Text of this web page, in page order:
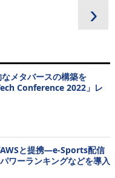
›
メタバースの構築を
Conference 2022」レ
と提携―e-Sports配信
ワーランキングなどを導入